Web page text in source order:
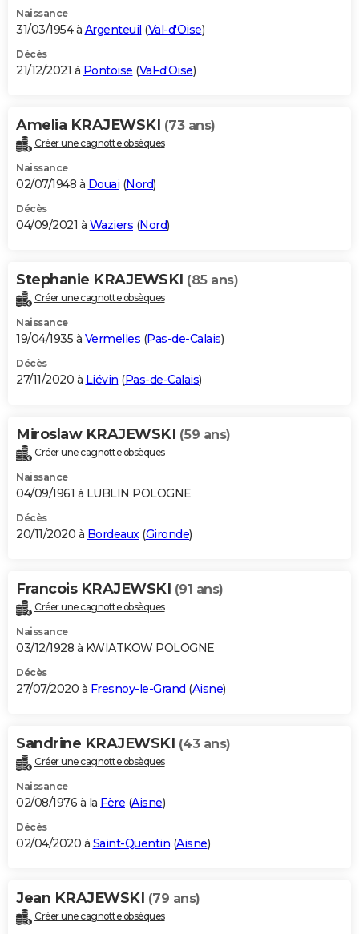
Naissance
31/03/1954 à Argenteuil (Val-d'Oise)
Décès
21/12/2021 à Pontoise (Val-d'Oise)
Amelia KRAJEWSKI (73 ans)
Créer une cagnotte obsèques
Naissance
02/07/1948 à Douai (Nord)
Décès
04/09/2021 à Waziers (Nord)
Stephanie KRAJEWSKI (85 ans)
Créer une cagnotte obsèques
Naissance
19/04/1935 à Vermelles (Pas-de-Calais)
Décès
27/11/2020 à Liévin (Pas-de-Calais)
Miroslaw KRAJEWSKI (59 ans)
Créer une cagnotte obsèques
Naissance
04/09/1961 à LUBLIN POLOGNE
Décès
20/11/2020 à Bordeaux(Gironde)
Francois KRAJEWSKI (91 ans)
Créer une cagnotte obsèques
Naissance
03/12/1928 à KWIATKOW POLOGNE
Décès
27/07/2020 à Fresnoy-le-Grand (Aisne)
Sandrine KRAJEWSKI (43 ans)
Créer une cagnotte obsèques
Naissance
02/08/1976 à la Fère (Aisne)
Décès
02/04/2020 à Saint-Quentin (Aisne)
Jean KRAJEWSKI (79 ans)
Créer une cagnotte obsèques